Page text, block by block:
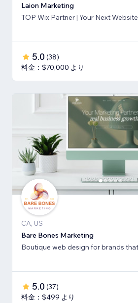
Laion Marketing
TOP Wix Partner | Your Next
5.0 (38)
料金：$70,000 より
CA, US
Bare Bones Marketing
Boutique web design for brands
5.0 (37)
料金：$499 より